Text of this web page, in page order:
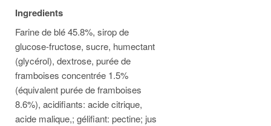
Ingredients
Farine de blé 45.8%, sirop de
glucose-fructose, sucre, humectant
(glycérol), dextrose, purée de
framboises concentrée 1.5%
(équivalent purée de framboises
8.6%), acidifiants: acide citrique,
acide malique,; gélifiant: pectine; jus